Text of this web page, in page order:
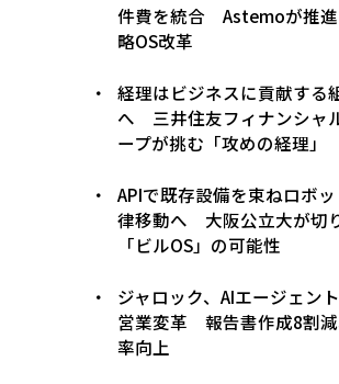
件費を統合 Astemoが推
略OS改革
経理はビジネスに貢献する
へ 三井住友フィナンシャ
ープが挑む「攻めの経理」
APIで既存設備を束ねロボ
律移動へ 大阪公立大が切
「ビルOS」の可能性
ジャロック、AIエージェン
営業変革 報告書作成8割
率向上